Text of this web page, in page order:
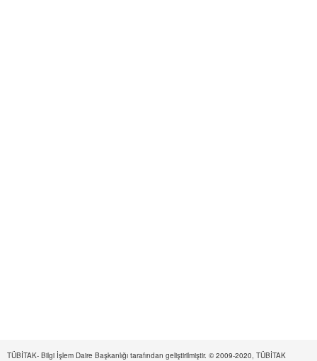
TÜBİTAK- Bilgi İşlem Daire Başkanlığı tarafından geliştirilmiştir. © 2009-2020, TÜBİTAK